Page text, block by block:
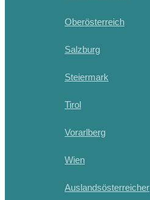
Oberösterreich
Salzburg
Steiermark
Tirol
Vorarlberg
Wien
Auslandsösterreicher